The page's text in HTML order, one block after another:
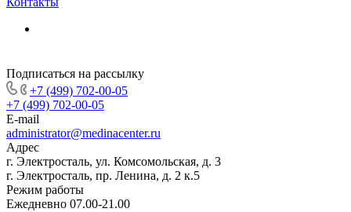
Подписаться на рассылку
+7 (499) 702-00-05
+7 (499) 702-00-05
E-mail
administrator@medinacenter.ru
Адрес
г. Электросталь, ул. Комсомольская, д. 3
г. Электросталь, пр. Ленина, д. 2 к.5
Режим работы
Ежедневно 07.00-21.00